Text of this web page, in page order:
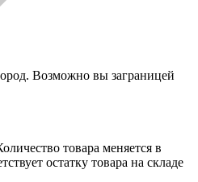
Возможно вы заграницей
товара меняется в
остатку товара на складе